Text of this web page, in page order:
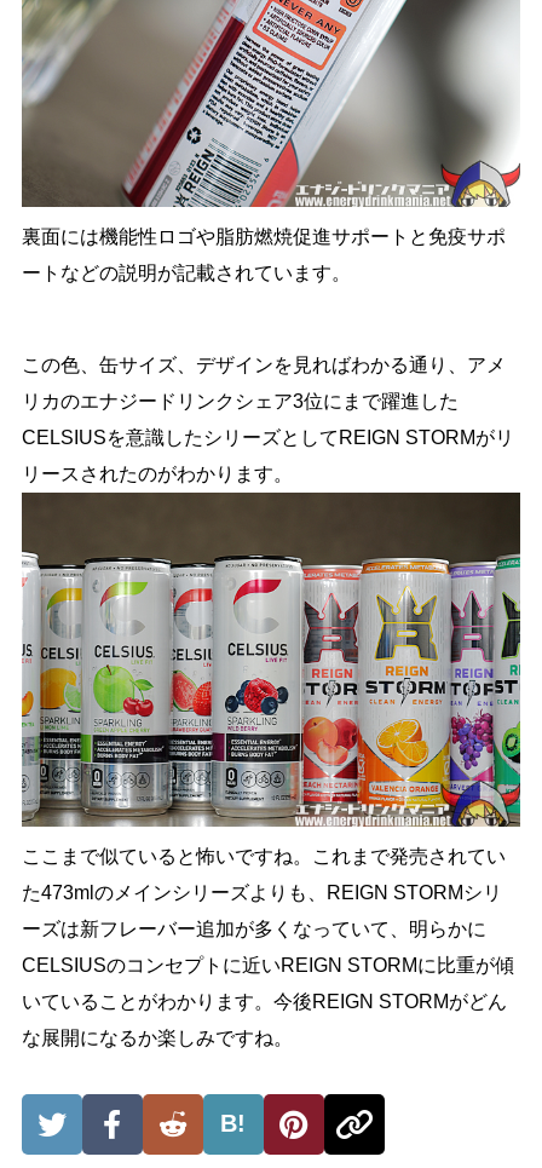
裏面には機能性ロゴや脂肪燃焼促進サポートと免疫サポ
ートなどの説明が記載されています。
この色、缶サイズ、デザインを見ればわかる通り、アメ
リカのエナジードリンクシェア3位にまで躍進した
CELSIUSを意識したシリーズとしてREIGN STORMがリ
リースされたのがわかります。
ここまで似ていると怖いですね。これまで発売されてい
た473mlのメインシリーズよりも、REIGN STORMシリ
ーズは新フレーバー追加が多くなっていて、明らかに
CELSIUSのコンセプトに近いREIGN STORMに比重が傾
いていることがわかります。今後REIGN STORMがどん
な展開になるか楽しみですね。
B!